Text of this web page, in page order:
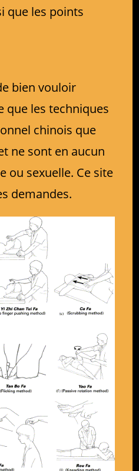
que les points
bien vouloir
que les techniques
chinois que
ne sont en aucun
ou sexuelle. Ce site
demandes.